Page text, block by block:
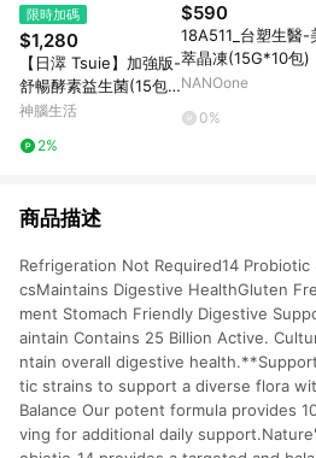
限時加碼
$1,280
【日濢 Tsuie】加強版-
舒暢酵素益生菌(15包/
盒)x4 幫助排便順暢 山
菌株
神腦生活
2%
$590
18A511_台塑生醫-
萃晶凍(15G*10包)
播介紹片段
NANOone
0%
商品描述
Refrigeration Not Required14
csMaintains Digestive HealthGluten
ment Stomach Friendly Digestive
aintain Contains 25 Billion Active.
ntain overall digestive
tic strains to support a diverse flora
Balance Our potent formula provides
ving for additional daily